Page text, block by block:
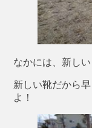
なかには、新し
新しい靴だから
よ！